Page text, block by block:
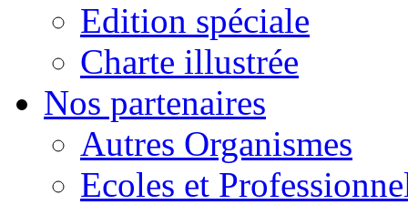
Edition spéciale
Charte illustrée
Nos partenaires
Autres Organismes
Ecoles et